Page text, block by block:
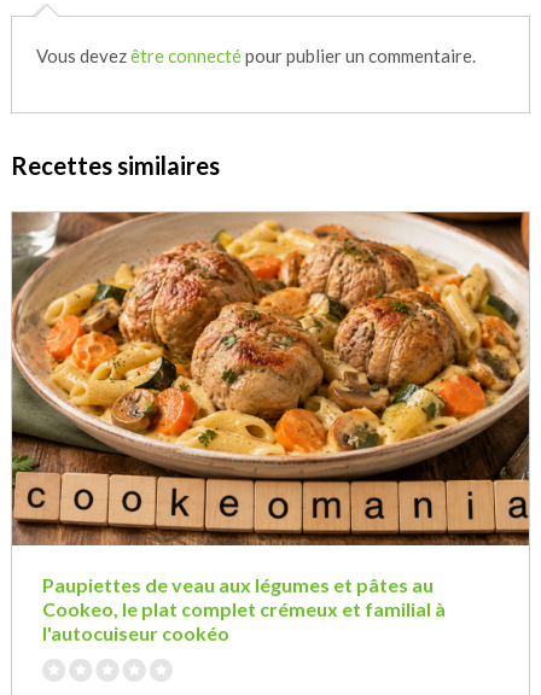
Vous devezêtre connectépour publier un commentaire.
Recettes similaires
Paupiettes de veau aux légumes et pâtes au
Cookeo, le plat complet crémeux et familial à
l'autocuiseur cookéo